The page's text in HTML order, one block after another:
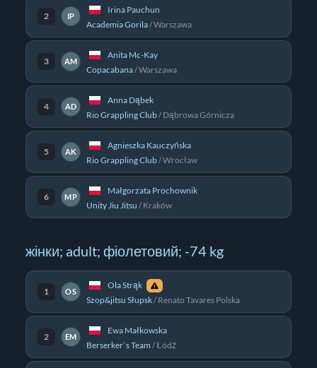
2 IP
Irina Pauchun
Academia Gorila/Warszawa
3 AM
Anita Mc-Kay
Copacabana/Warszawa
4 AD
Anna Dąbek
Rio Grappling Club/Dąbrowa Górnicza
5 AK
Agnieszka Kauczyńska
Rio Grappling Club/Wrocław
6 MP
Małgorzata Prochownik
Unity Jiu Jitsu /Kraków
жінки; adult; фіолетовий; -74 kg
1 OS
Ola Strąk
Szop&jitsu Słupsk/Renato Tavares Polska
2 EM
Ewa Małkowska
Berserker`s Team /Łódź